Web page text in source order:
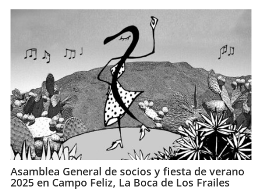
Asamblea General de socios y fiesta de verano
2025 en Campo Feliz, La Boca de Los Frailes